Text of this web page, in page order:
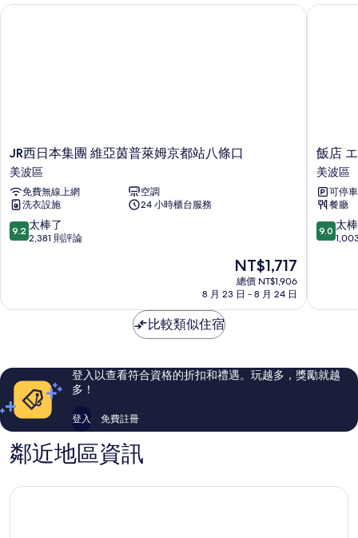
非
築
(South
Wing)
的
所
片
大
建
(South
Wing)
JR
西
日
本
集
團
維
姆
八
條
美
JR西日本集團 維亞茵普萊姆京都站八條口
美波區
免費無線上網
空調
洗衣設施
24 小時櫃台服務
9.2
分，
太
則
評
9.2 太棒了
2,381 則評論
現
在
價
NT$1,717
總價 NT$1,906
8 月 23 日 - 8 月 24 日
JR西日本集團 維亞茵普萊姆京都站八條口
飯
店
エ
ル
シ
エ
ン
条
區
飯店
美波區
可停車
餐廳
9.0
分，
太
則
評
9.0 太
飯店 エ
比較類似住宿
登入以查看符合資格的折扣和禮遇。玩越多，獎勵就越
多！
登入 免費註冊
鄰近地區資訊